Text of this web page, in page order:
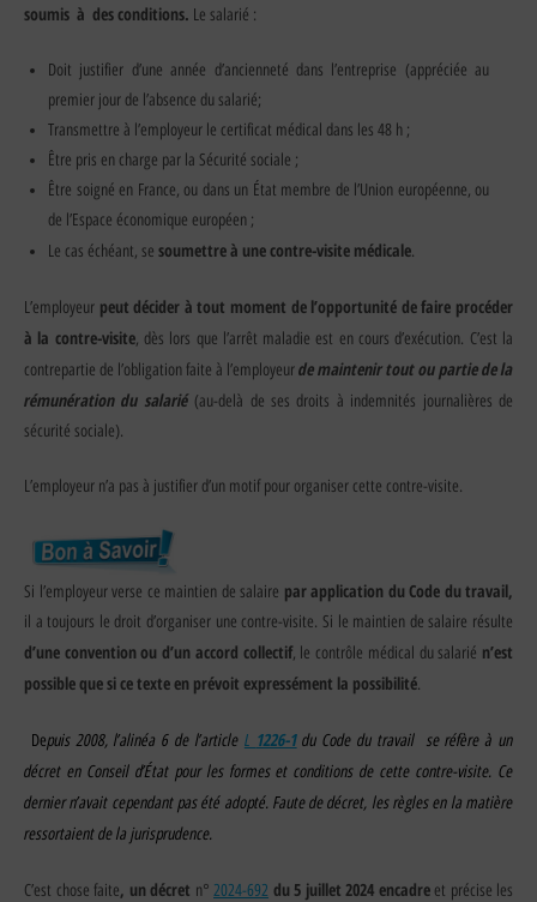
soumis à des conditions. Le salarié :
Doit justifier d’une année d’ancienneté dans l’entreprise (appréciée au
premier jour de l’absence du salarié;
Transmettre à l’employeur le certificat médical dans les 48 h ;
Être pris en charge par la Sécurité sociale ;
Être soigné en France, ou dans un État membre de l’Union européenne, ou
de l’Espace économique européen ;
Le cas échéant, se soumettre à une contre-visite médicale.
L’employeur peut décider à tout moment de l’opportunité de faire procéder
à la contre-visite, dès lors que l’arrêt maladie est en cours d’exécution. C’est la
contrepartie de l’obligation faite à l’employeurde maintenir tout ou partie de la
rémunération du salarié(au-delà de ses droits à indemnités journalières de
sécurité sociale).
L’employeur n’a pas à justifier d’un motif pour organiser cette contre-visite.
Si l’employeur verse ce maintien de salaire par application du Code du travail,
il a toujours le droit d’organiser une contre-visite. Si le maintien de salaire résulte
d’une convention ou d’un accord collectif, le contrôle médical du salarié n’est
possible que si ce texte en prévoit expressément la possibilité.
Depuis 2008, l’alinéa 6 de l’article L 1226-1du Code du travail se réfère à un
décret en Conseil d’État pour les formes et conditions de cette contre-visite. Ce
dernier n’avait cependant pas été adopté. Faute de décret, les règles en la matière
ressortaient de la jurisprudence.
C’est chose faite, un décret n° 2024-692 du 5 juillet 2024 encadre et précise les